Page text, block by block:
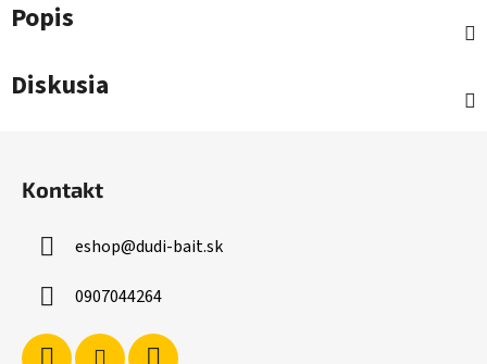
Popis
Diskusia
Kontakt
eshop@dudi-bait.sk
0907044264